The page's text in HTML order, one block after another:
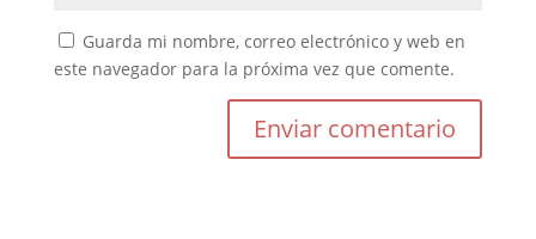
Guarda mi nombre, correo electrónico y web en
este navegador para la próxima vez que comente.